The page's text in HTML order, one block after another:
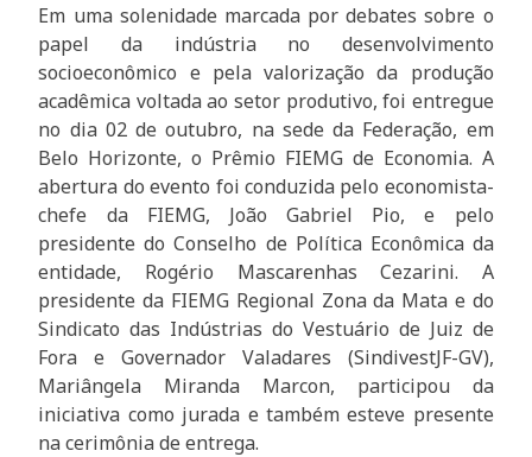
Em uma solenidade marcada por debates sobre o
papel da indústria no desenvolvimento
socioeconômico e pela valorização da produção
acadêmica voltada ao setor produtivo, foi entregue
no dia 02 de outubro, na sede da Federação, em
Belo Horizonte, o Prêmio FIEMG de Economia. A
abertura do evento foi conduzida pelo economista-
chefe da FIEMG, João Gabriel Pio, e pelo
presidente do Conselho de Política Econômica da
entidade, Rogério Mascarenhas Cezarini. A
presidente da FIEMG Regional Zona da Mata e do
Sindicato das Indústrias do Vestuário de Juiz de
Fora e Governador Valadares (SindivestJF-GV),
Mariângela Miranda Marcon, participou da
iniciativa como jurada e também esteve presente
na cerimônia de entrega.